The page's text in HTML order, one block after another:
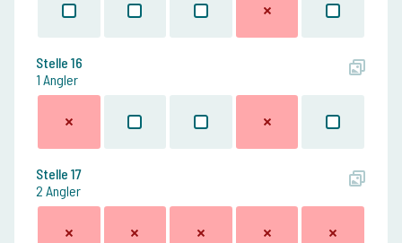
Stelle 16
1 Angler
Stelle 17
2 Angler